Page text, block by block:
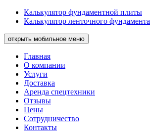
Калькулятор фундаментной плиты
Калькулятор ленточного фундамента
открыть мобильное меню
Главная
О компании
Услуги
Доставка
Аренда спецтехники
Отзывы
Цены
Сотрудничество
Контакты